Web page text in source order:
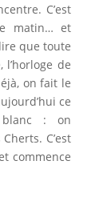
C’est
matin… et
que toute
l’horloge de
on fait le
ce
blanc : on
C’est
commence